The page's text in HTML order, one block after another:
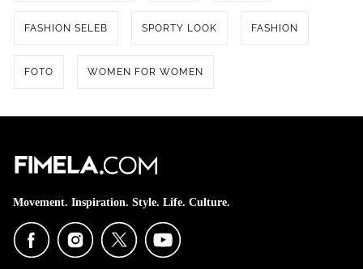
FASHION SELEB SPORTY LOOK FASHION
FOTO WOMEN FOR WOMEN
Movement. Inspiration. Style. Life. Culture.